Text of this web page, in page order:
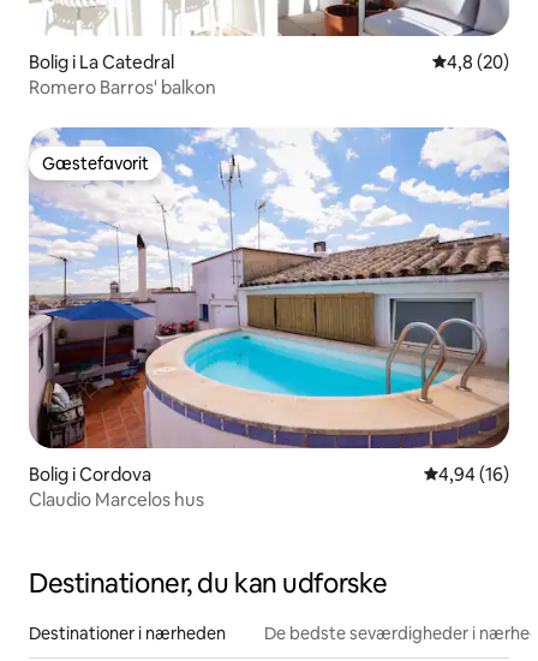
Bolig i La Catedral 4,8 ud af 5 i
4,8 (20)
Romero Barros' balkon
Gæstefavorit
Gæstefavorit
Bolig i Cordova 4,94 ud af 5 i
4,94 (16)
Claudio Marcelos hus
Destinationer, du kan udforske
Destinationer i nærheden De bedste seværdigheder i